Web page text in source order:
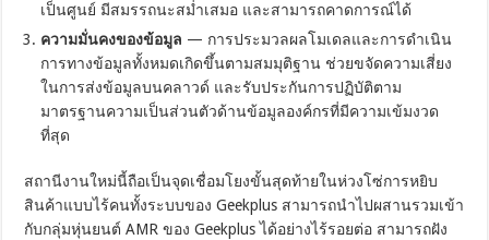
เป็นศูนย์ มีสมรรถนะสม่ำเสมอ และสามารถคาดการณ์ได้
ความมั่นคงของข้อมูล — การประมวลผลโมเดลและการดำเนิน
การทางข้อมูลทั้งหมดเกิดขึ้นตามสมมุติฐาน ช่วยขจัดความเสี่ยง
ในการส่งข้อมูลบนคลาวด์ และรับประกันการปฏิบัติตาม
มาตรฐานความเป็นส่วนตัวด้านข้อมูลองค์กรที่มีความเข้มงวด
ที่สุด
สถานีงานใหม่นี้ถือเป็นจุดเชื่อมโยงขั้นสุดท้ายในห่วงโซ่การหยิบ
สินค้าแบบไร้คนทั้งระบบของ Geekplus สามารถนำไปผสานรวมเข้า
กับกลุ่มหุ่นยนต์ AMR ของ Geekplus ได้อย่างไร้รอยต่อ สามารถฝัง